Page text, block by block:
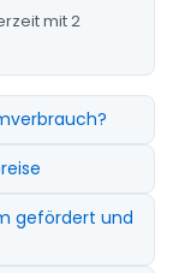
mit 2
gefördert und